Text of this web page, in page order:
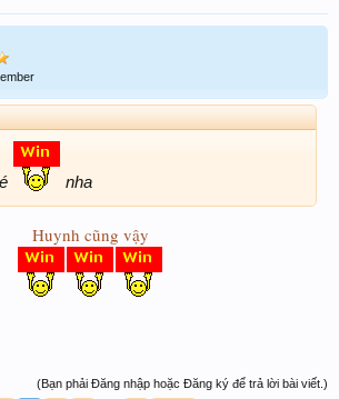
nha
Huynh cũng vậy
(Bạn phải Đăng nhập hoặc Đăng ký để trả lời bài viết.)